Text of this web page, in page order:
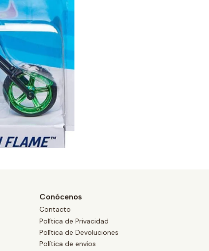
Conócenos
Contacto
Política de Privacidad
Política de Devoluciones
Política de envíos